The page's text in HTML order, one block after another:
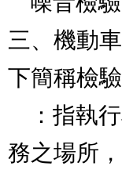
三、機動
下簡稱檢
務之場所